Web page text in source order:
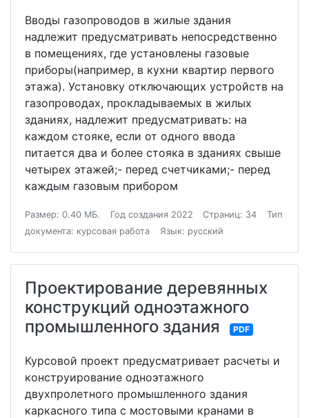
Вводы газопроводов в жилые здания
надлежит предусматривать непосредственно
в помещениях, где установлены газовые
приборы(например, в кухни квартир первого
этажа). Установку отключающих устройств на
газопроводах, прокладываемых в жилых
зданиях, надлежит предусматривать: на
каждом стояке, если от одного ввода
питается два и более стояка в зданиях свыше
четырех этажей;- перед счетчиками;- перед
каждым газовым прибором
Размер: 0.40 МБ. Год создания 2022 Страниц: 34
Тип
документа: курсовая работа
Язык: русский
Проектирование деревянных
конструкций одноэтажного
промышленного здания
PDF
Курсовой проект предусматривает расчеты и
конструирование одноэтажного
двухпролетного промышленного здания
каркасного типа с мостовыми кранами в